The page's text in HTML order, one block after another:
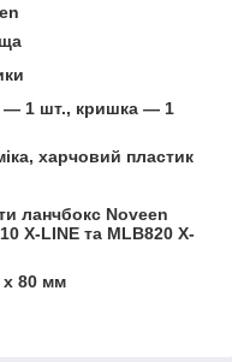
1 шт., кришка — 1
харчовий пластик
ланчбокс Noveen
X-LINE та MLB820 X-
х 80 мм